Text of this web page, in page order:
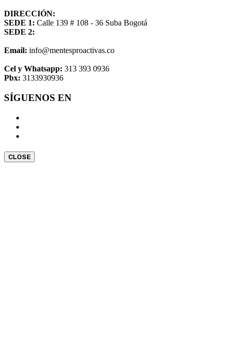
DIRECCIÓN:
SEDE 1: Calle 139 # 108 - 36 Suba Bogotá
SEDE 2:
Email: info@mentesproactivas.co
Cel y Whatsapp: 313 393 0936
Pbx: 3133930936
SÍGUENOS EN
CLOSE